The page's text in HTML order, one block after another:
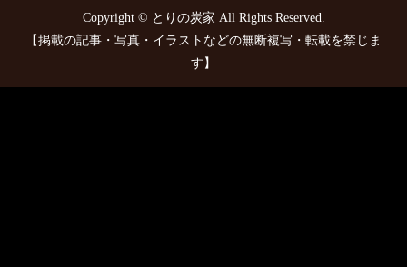
Copyright © とりの炭家 All Rights Reserved.
【掲載の記事・写真・イラストなどの無断複写・転載を禁じま
す】